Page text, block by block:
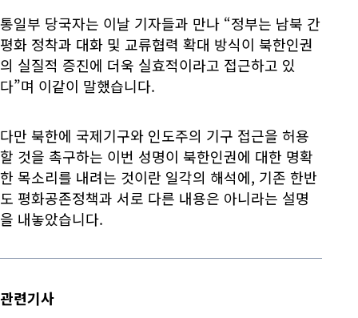
통일부 당국자는 이날 기자들과 만나 “정부는 남북 간
평화 정착과 대화 및 교류협력 확대 방식이 북한인권
의 실질적 증진에 더욱 실효적이라고 접근하고 있
다”며 이같이 말했습니다.
다만 북한에 국제기구와 인도주의 기구 접근을 허용
할 것을 촉구하는 이번 성명이 북한인권에 대한 명확
한 목소리를 내려는 것이란 일각의 해석에, 기존 한반
도 평화공존정책과 서로 다른 내용은 아니라는 설명
을 내놓았습니다.
관련기사